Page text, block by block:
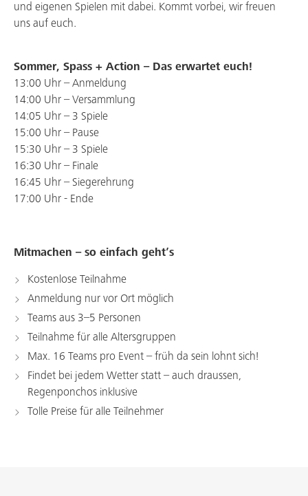
und eigenen Spielen mit dabei. Kommt vorbei, wir freuen
uns auf euch.
Sommer, Spass + Action – Das erwartet euch!
13:00 Uhr – Anmeldung
14:00 Uhr – Versammlung
14:05 Uhr – 3 Spiele
15:00 Uhr – Pause
15:30 Uhr – 3 Spiele
16:30 Uhr – Finale
16:45 Uhr – Siegerehrung
17:00 Uhr - Ende
Mitmachen – so einfach geht’s
Kostenlose Teilnahme
Anmeldung nur vor Ort möglich
Teams aus 3–5 Personen
Teilnahme für alle Altersgruppen
Max. 16 Teams pro Event – früh da sein lohnt sich!
Findet bei jedem Wetter statt – auch draussen,
Regenponchos inklusive
Tolle Preise für alle Teilnehmer